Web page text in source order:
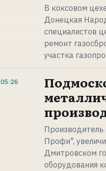
В коксовом
Донецкая
специалистов
ремонт
участка
05:26
Производитель
Профи",
Дмитровском
оборудования